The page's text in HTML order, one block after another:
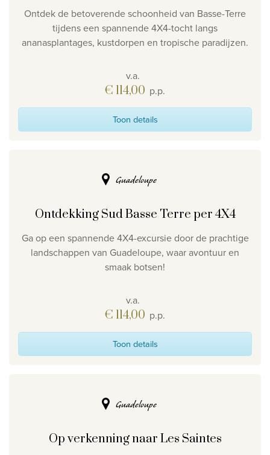
Ontdek de betoverende schoonheid van Basse-Terre
tijdens een spannende 4X4-tocht langs
ananasplantages, kustdorpen en tropische paradijzen.
v.a.
€ 114,00 p.p.
Toon details
Guadeloupe
Ontdekking Sud Basse Terre per 4X4
Ga op een spannende 4X4-excursie door de prachtige
landschappen van Guadeloupe, waar avontuur en
smaak botsen!
v.a.
€ 114,00 p.p.
Toon details
Guadeloupe
Op verkenning naar Les Saintes